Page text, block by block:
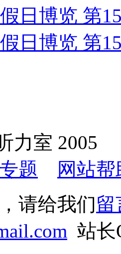
日博览 第
日博览 第
听力室
题
网站帮
请给我们留
站长